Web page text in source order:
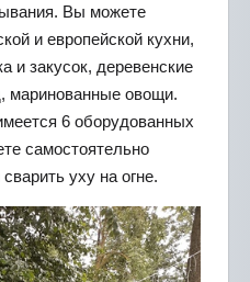
Вы можете
и европейской кухни,
закусок, деревенские
маринованные овощи.
6 оборудованных
самостоятельно
уху на огне.